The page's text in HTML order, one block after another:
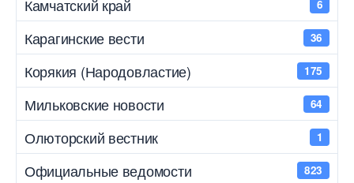
Камчатский край 6
Карагинские вести 36
Корякия (Народовластие) 175
Мильковские новости 64
Олюторский вестник 1
Официальные ведомости 823